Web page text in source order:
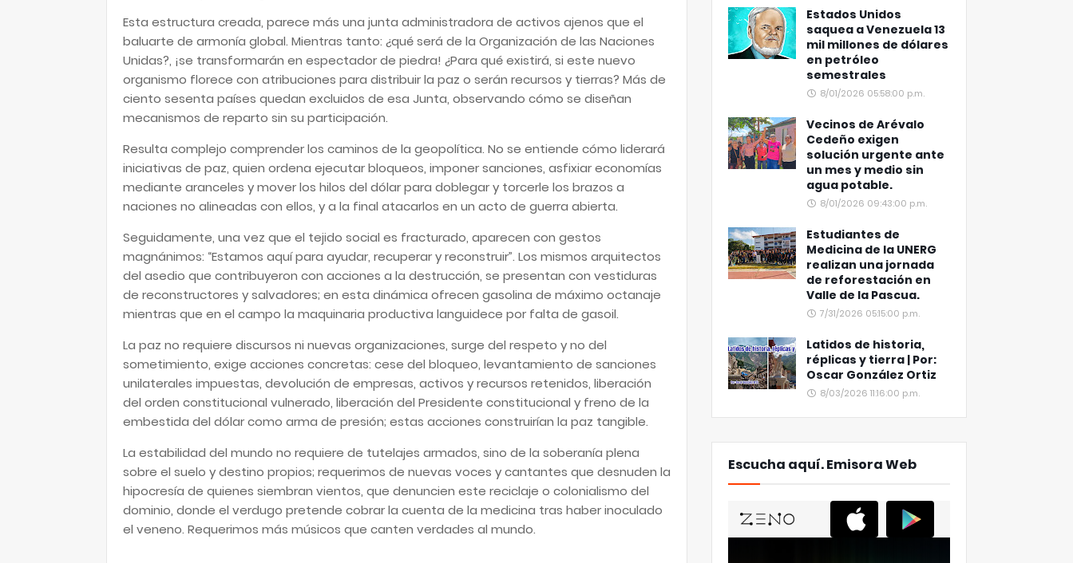
Esta estructura creada, parece más una junta administradora de activos ajenos que el
baluarte de armonía global. Mientras tanto: ¿qué será de la Organización de las Naciones
Unidas?, ¡se transformarán en espectador de piedra! ¿Para qué existirá, si este nuevo
organismo florece con atribuciones para distribuir la paz o serán recursos y tierras? Más de
ciento sesenta países quedan excluidos de esa Junta, observando cómo se diseñan
mecanismos de reparto sin su participación.
Resulta complejo comprender los caminos de la geopolítica. No se entiende cómo liderará
iniciativas de paz, quien ordena ejecutar bloqueos, imponer sanciones, asfixiar economías
mediante aranceles y mover los hilos del dólar para doblegar y torcerle los brazos a
naciones no alineadas con ellos, y a la final atacarlos en un acto de guerra abierta.
Seguidamente, una vez que el tejido social es fracturado, aparecen con gestos
magnánimos: “Estamos aquí para ayudar, recuperar y reconstruir”. Los mismos arquitectos
del asedio que contribuyeron con acciones a la destrucción, se presentan con vestiduras
de reconstructores y salvadores; en esta dinámica ofrecen gasolina de máximo octanaje
mientras que en el campo la maquinaria productiva languidece por falta de gasoil.
La paz no requiere discursos ni nuevas organizaciones, surge del respeto y no del
sometimiento, exige acciones concretas: cese del bloqueo, levantamiento de sanciones
unilaterales impuestas, devolución de empresas, activos y recursos retenidos, liberación
del orden constitucional vulnerado, liberación del Presidente constitucional y freno de la
embestida del dólar como arma de presión; estas acciones construirían la paz tangible.
La estabilidad del mundo no requiere de tutelajes armados, sino de la soberanía plena
sobre el suelo y destino propios; requerimos de nuevas voces y cantantes que desnuden la
hipocresía de quienes siembran vientos, que denuncien este reciclaje o colonialismo del
dominio, donde el verdugo pretende cobrar la cuenta de la medicina tras haber inoculado
el veneno. Requerimos más músicos que canten verdades al mundo.
Estados Unidos
saquea a Venezuela 13
mil millones de dólares
en petróleo
semestrales
8/01/2026 05:58:00 p.m.
Vecinos de Arévalo
Cedeño exigen
solución urgente ante
un mes y medio sin
agua potable.
8/01/2026 09:43:00 p.m.
Estudiantes de
Medicina de la UNERG
realizan una jornada
de reforestación en
Valle de la Pascua.
7/31/2026 05:15:00 p.m.
Latidos de historia,
réplicas y tierra | Por:
Oscar González Ortiz
8/03/2026 11:16:00 p.m.
Escucha aquí. Emisora Web